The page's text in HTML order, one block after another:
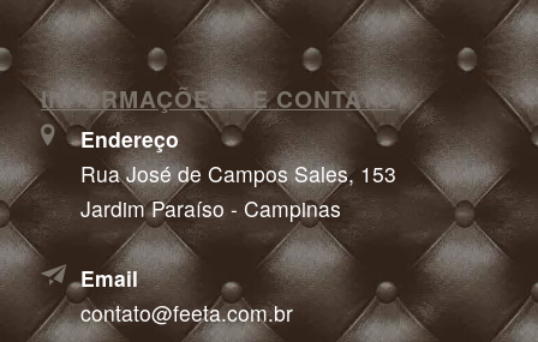
INFORMAÇÕES DE CONTATO
Endereço
Rua José de Campos Sales, 153
Jardim Paraíso - Campinas
Email
contato@feeta.com.br